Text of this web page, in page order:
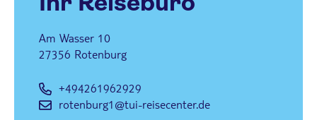
Am Wasser 10
27356 Rotenburg
+494261962929
rotenburg1@tui-reisecenter.de